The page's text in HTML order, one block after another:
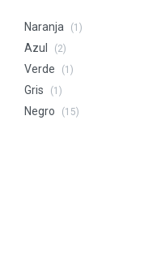
Naranja (1)
Azul (2)
Verde (1)
Gris (1)
Negro (15)